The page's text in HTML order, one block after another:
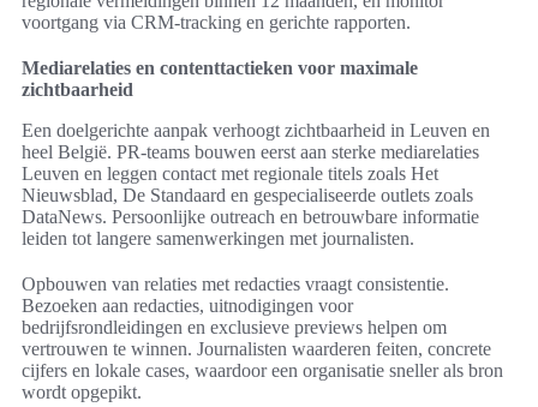
voortgang via CRM-tracking en gerichte rapporten.
Mediarelaties en contenttactieken voor maximale
zichtbaarheid
Een doelgerichte aanpak verhoogt zichtbaarheid in Leuven en
heel België. PR-teams bouwen eerst aan sterke mediarelaties
Leuven en leggen contact met regionale titels zoals Het
Nieuwsblad, De Standaard en gespecialiseerde outlets zoals
DataNews. Persoonlijke outreach en betrouwbare informatie
leiden tot langere samenwerkingen met journalisten.
Opbouwen van relaties met redacties vraagt consistentie.
Bezoeken aan redacties, uitnodigingen voor
bedrijfsrondleidingen en exclusieve previews helpen om
vertrouwen te winnen. Journalisten waarderen feiten, concrete
cijfers en lokale cases, waardoor een organisatie sneller als bron
wordt opgepikt.